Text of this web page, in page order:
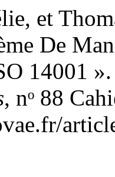
et
De
14001
, nᵒ 88